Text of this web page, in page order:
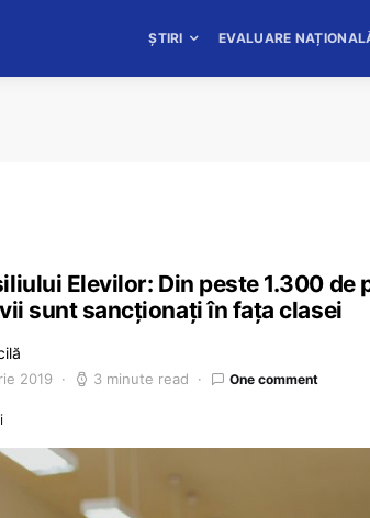
ȘTIRI EVALUARE
Elevilor: Din peste 1.300 de
sunt sancționați în fața clasei
2019 3 minute read One comment